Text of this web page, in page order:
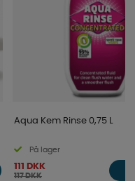
Aqua Kem Rinse 0,75 L
På lager
111 DKK
117 DKK